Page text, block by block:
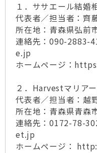
１．ササエール結婚
代表者／担当者：
所在地：青森県弘前
連絡先：090-2883-
e.jp
ホームページ：
２．Harvestマリア
代表者／担当者：
所在地：青森県青森
連絡先：0172-78-
et.jp
ホームページ：